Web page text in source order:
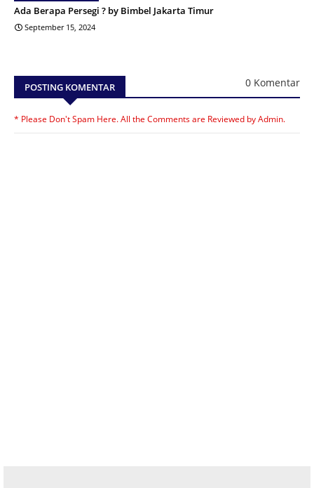
Ada Berapa Persegi ? by Bimbel Jakarta Timur
September 15, 2024
POSTING KOMENTAR 0 Komentar
* Please Don't Spam Here. All the Comments are Reviewed by Admin.